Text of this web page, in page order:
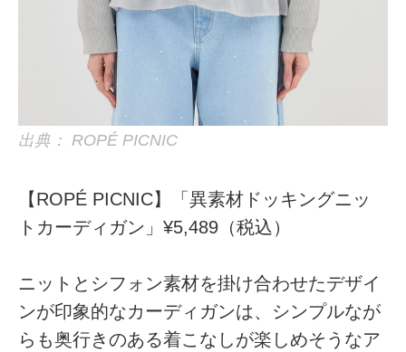
出典： ROPÉ PICNIC
【ROPÉ PICNIC】「異素材ドッキングニッ
トカーディガン」¥5,489（税込）
ニットとシフォン素材を掛け合わせたデザイ
ンが印象的なカーディガンは、シンプルなが
らも奥行きのある着こなしが楽しめそうなア